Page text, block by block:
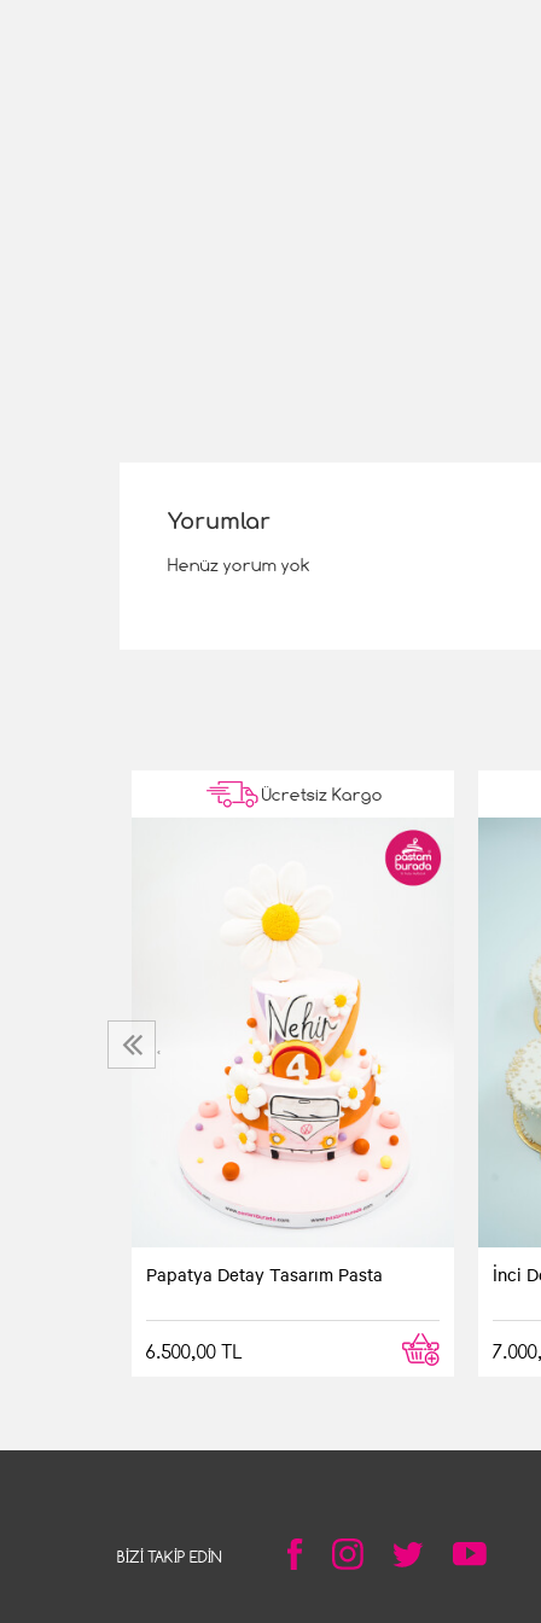
Yorumlar
Henüz yorum yok
Ücretsiz Kargo
Papatya Detay Tasarım Pasta
6.500,00 TL
İnci
‹
BIZI TAKIP EDIN